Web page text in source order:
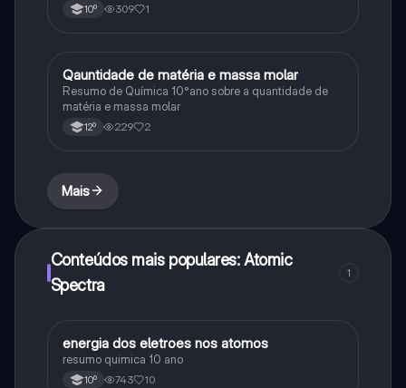
10º 309 1
Química
Qauntidade de matéria e massa molar
Resumo de Química 10°ano sobre a quantidade de
matéria e massa molar
12º 229 2
Mais
Conteúdos mais populares: Atomic
Spectra
1
Química
energia dos eletroes nos atomos
resumo quimica 10 ano
10º 743 10